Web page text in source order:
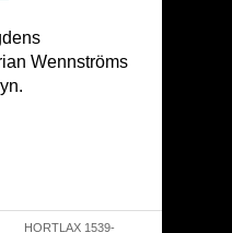
Wennströms
HORTLAX 1539-